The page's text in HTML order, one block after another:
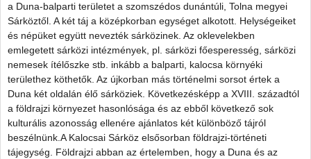
a Duna-balparti területet a szomszédos dunántúli, Tolna megyei
Sárköztől. A két táj a középkorban egységet alkotott. Helységeiket
és népüket együtt nevezték sárközinek. Az oklevelekben
emlegetett sárközi intézmények, pl. sárközi főesperesség, sárközi
nemesek ítélőszke stb. inkább a balparti, kalocsa környéki
területhez köthetők. Az újkorban más történelmi sorsot értek a
Duna két oldalán élő sárköziek. Következésképp a XVIII. századtól
a földrajzi környezet hasonlósága és az ebből következő sok
kulturális azonosság ellenére ajánlatos két különböző tájról
beszélnünk.A Kalocsai Sárköz elsősorban földrajzi-történeti
tájegység. Földrajzi abban az értelemben, hogy a Duna és az